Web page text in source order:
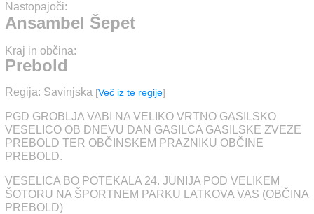
Nastopajoči:
Ansambel Šepet
Kraj in občina:
Prebold
Regija: Savinjska [Več iz te regije]
PGD GROBLJA VABI NA VELIKO VRTNO GASILSKO
VESELICO OB DNEVU DAN GASILCA GASILSKE ZVEZE
PREBOLD TER OBČINSKEM PRAZNIKU OBČINE
PREBOLD.
VESELICA BO POTEKALA 24. JUNIJA POD VELIKEM
ŠOTORU NA ŠPORTNEM PARKU LATKOVA VAS (OBČINA
PREBOLD)